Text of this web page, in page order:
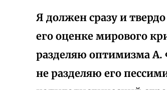
Я должен сразу и
его оценке мирового
разделяю оптимизма А.
не разделяю его